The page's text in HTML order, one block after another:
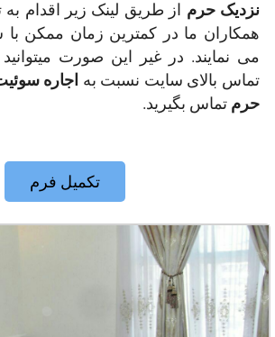
نزدیک حرم از طریق لینک زیر اقدام به
همکاران ما در کمترین زمان ممکن
می نمایند. در غیر این صورت
تماس بالای سایت نسبت به اجاره
حرم تماس بگیرید.
تکمیل فرم